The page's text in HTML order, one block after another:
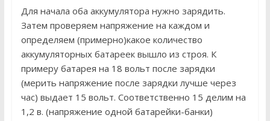
Для начала оба аккумулятора нужно зарядить.
Затем проверяем напряжение на каждом и
определяем (примерно)какое количество
аккумуляторных батареек вышло из строя. К
примеру батарея на 18 вольт после зарядки
(мерить напряжение после зарядки лучше через
час) выдает 15 вольт. Соответственно 15 делим на
1,2 в. (напряжение одной батарейки-банки)